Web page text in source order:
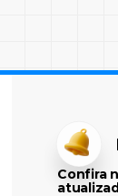
Confira